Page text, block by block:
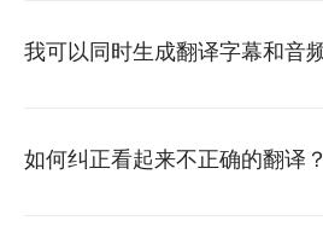
我可以同时生成翻译字幕和音
如何纠正看起来不正确的翻译？